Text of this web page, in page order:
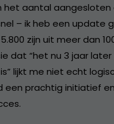
het aantal
– ik heb een update
zijn uit meer dan
dat “het nu 3 jaar
lijkt me niet echt
een prachtig initiatief